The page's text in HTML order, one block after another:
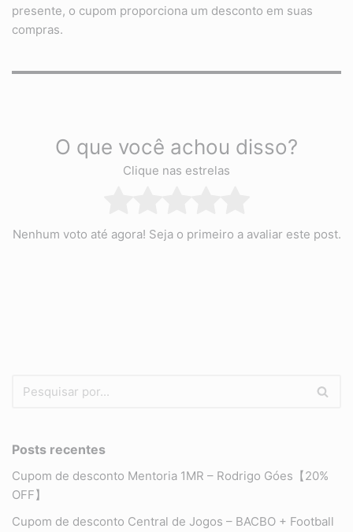
presente, o cupom proporciona um desconto em suas
compras.
O que você achou disso?
Clique nas estrelas
Nenhum voto até agora! Seja o primeiro a avaliar este post.
Posts recentes
Cupom de desconto Mentoria 1MR – Rodrigo Góes【20%
OFF】
Cupom de desconto Central de Jogos – BACBO + Football